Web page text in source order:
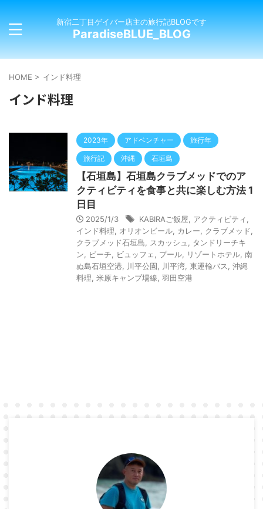
新宿二丁目ゲイバー店主の旅行記BLOGです
ParadiseBLUE_BLOG
HOME > インド料理
インド料理
2023年 アドベンチャー 旅行年
旅行記 沖縄 石垣島
【石垣島】石垣島クラブメッドでのア
クティビティを食事と共に楽しむ方法 1
日目
2025/1/3 KABIRAご飯屋 アクティビティ
インド料理
オリオンビール カレー クラブメッド
クラブメッド石垣島
スカッシュ
タンドリーチキ
ン
ビーチ ビュッフェ プール リゾートホテル 南
ぬ島石垣空港
川平公園 川平湾 東運輸バス
沖縄
料理 米原キャンプ場線 羽田空港